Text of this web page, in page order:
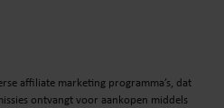
affiliate marketing programma’s, dat
ontvangt voor aankopen middels